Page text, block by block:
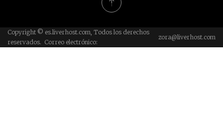
Copyright © es.liverhost.com, Todos los derechos
reservados. Correo electrónico:
zora@liverhost.com